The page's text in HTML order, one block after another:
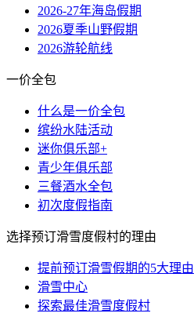
2026-27年海岛假期
2026夏季山野假期
2026游轮航线
一价全包
什么是一价全包
缤纷水陆活动
迷你俱乐部+
青少年俱乐部
三餐酒水全包
初次度假指南
选择预订滑雪度假村的理由
提前预订滑雪假期的5大理由
滑雪中心
探索最佳滑雪度假村